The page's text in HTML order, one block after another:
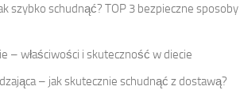
szybko schudnąć? TOP 3 bezpieczne sposoby
– właściwości i skuteczność w diecie
– jak skutecznie schudnąć z dostawą?